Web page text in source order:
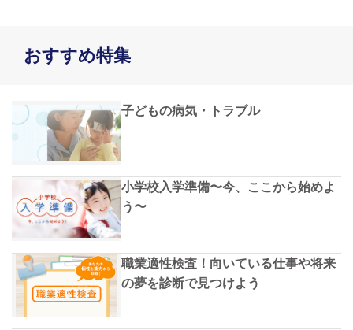
おすすめ特集
子どもの病気・トラブル
小学校入学準備〜今、ここから始めよ
う〜
職業適性検査！向いている仕事や将来
の夢を診断で見つけよう